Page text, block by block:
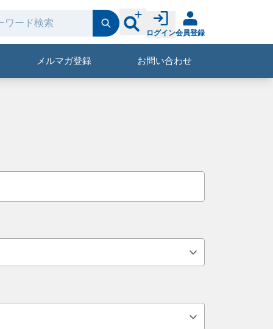
ログイン会員登録
メルマガ登録 お問い合わせ